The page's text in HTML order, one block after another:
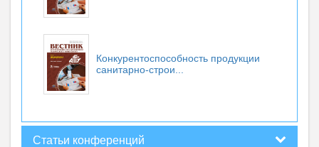
Конкурентоспособность продукции
санитарно-строи...
Статьи конференций